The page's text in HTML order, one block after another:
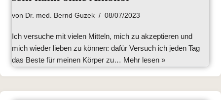
von Dr. med. Bernd Guzek 08/07/2023
Ich versuche mit vielen Mitteln, mich zu akzeptieren und
mich wieder lieben zu können: dafür Versuch ich jeden Tag
das Beste für meinen Körper zu… Mehr lesen »